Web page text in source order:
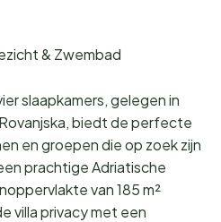
& Zwembad
slaapkamers, gelegen in
biedt de perfecte
en groepen die op zoek zijn
prachtige Adriatische
van 185 m²
villa privacy met een